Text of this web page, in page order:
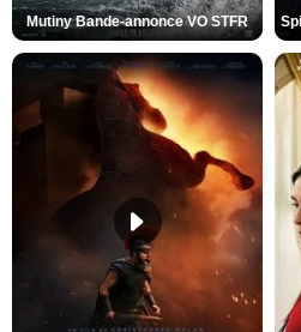
Mutiny Bande-annonce VO STFR